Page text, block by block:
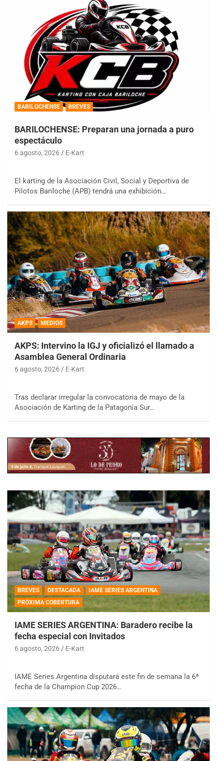
BARILOCHENSE BREVES
BARILOCHENSE: Preparan una jornada a puro
espectáculo
6 agosto, 2026 E-Kart
El karting de la Asociación Civil, Social y Deportiva de
Pilotos Bariloche (APB) tendrá una exhibición…
AKPS MEDIOS
AKPS: Intervino la IGJ y oficializó el llamado a
Asamblea General Ordinaria
6 agosto, 2026 E-Kart
Tras declarar irregular la convocatoria de mayo de la
Asociación de Karting de la Patagonia Sur…
BREVES DESTACADA
IAME SERIES ARGENTINA
PRÓXIMA COBERTURA
IAME SERIES ARGENTINA: Baradero recibe la
fecha especial con Invitados
6 agosto, 2026 E-Kart
IAME Series Argentina disputará este fin de semana la 6ª
fecha de la Champion Cup 2026…